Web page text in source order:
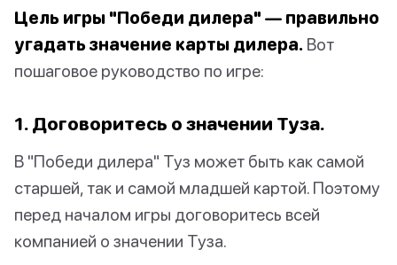
Цель игры "Победи дилера" — правильно
угадать значение карты дилера. Вот
пошаговое руководство по игре:
1. Договоритесь о значении Туза.
В "Победи дилера" Туз может быть как самой
старшей, так и самой младшей картой. Поэтому
перед началом игры договоритесь всей
компанией о значении Туза.